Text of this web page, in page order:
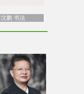
沈鹏 书法